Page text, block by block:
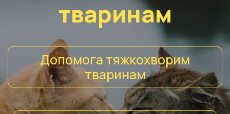
тваринам
Допомога тяжкохворим
тваринам